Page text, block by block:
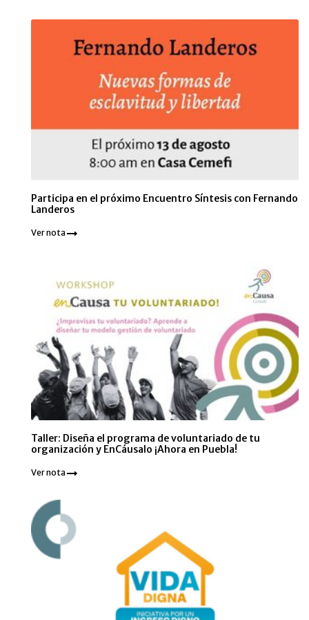
Participa en el próximo Encuentro Síntesis con Fernando
Landeros
Ver nota
Taller: Diseña el programa de voluntariado de tu
organización y EnCáusalo ¡Ahora en Puebla!
Ver nota